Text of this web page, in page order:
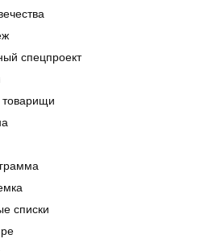
спецпроект
товарищи
списки